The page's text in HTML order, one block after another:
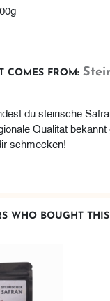
COMES FROM:
du steirische
Qualität bekannt
schmecken!
WHO BOUGHT